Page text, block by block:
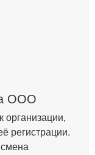
ООО
организации,
регистрации.